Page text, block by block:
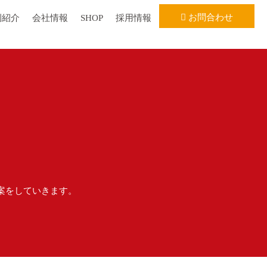
介 会社情報 SHOP 採用情報 お問合わせ
していきます。